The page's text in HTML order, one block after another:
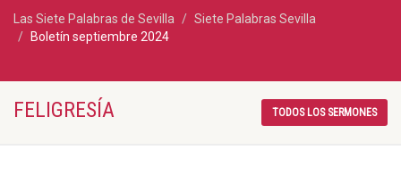
Las Siete Palabras de Sevilla
Siete Palabras Sevilla
Boletín septiembre 2024
FELIGRESÍA TODOS LOS SERMONES